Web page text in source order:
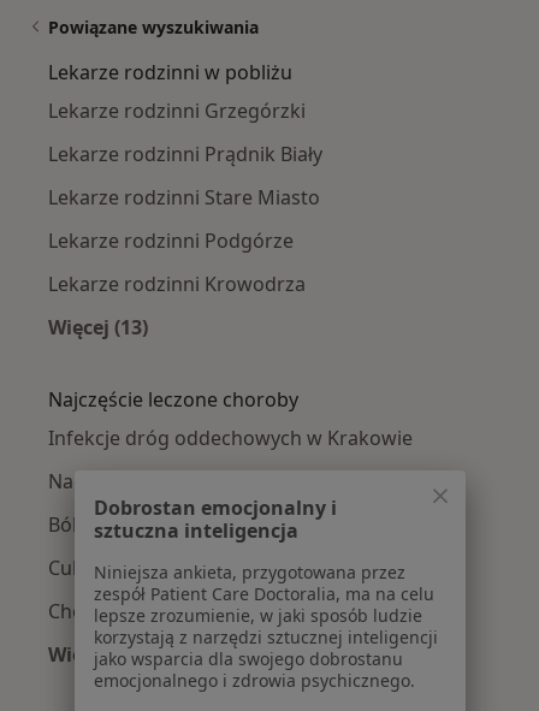
Powiązane wyszukiwania
Lekarze rodzinni w pobliżu
Lekarze rodzinni Grzegórzki
Lekarze rodzinni Prądnik Biały
Lekarze rodzinni Stare Miasto
Lekarze rodzinni Podgórze
Lekarze rodzinni Krowodrza
Więcej (13)
Najczęście leczone choroby
Infekcje dróg oddechowych w Krakowie
Nadciśnienie tętnicze w Krakowie
Bóle brzucha w Krakowie
Cukrzyca w Krakowie
Choroby dorosłych w Krakowie
Więcej (15)
Więcej w kategorii: Najczęście leczone
Dobrostan emocjonalny i
sztuczna inteligencja
Niniejsza ankieta, przygotowana przez
zespół Patient Care Doctoralia, ma na celu
lepsze zrozumienie, w jaki sposób ludzie
korzystają z narzędzi sztucznej inteligencji
jako wsparcia dla swojego dobrostanu
emocjonalnego i zdrowia psychicznego.